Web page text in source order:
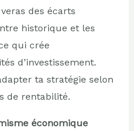
des écarts
historique et les
qui crée
d’investissement.
ta stratégie selon
de rentabilité.
économique